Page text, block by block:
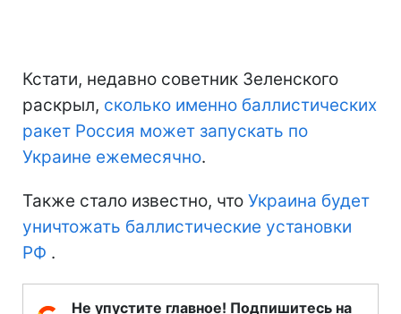
Кстати, недавно советник Зеленского
раскрыл, сколько именно баллистических
ракет Россия может запускать по
Украине ежемесячно.
Также стало известно, что Украина будет
уничтожать баллистические установки
РФ .
Не упустите главное! Подпишитесь на